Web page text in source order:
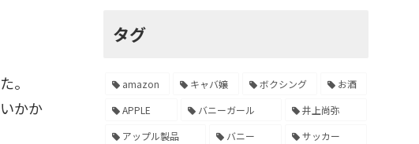
。
かか
タグ
amazon キャバ嬢 ボクシング
お酒
APPLE
バニーガール
井上尚弥
アップル製品
バニー
サッカー